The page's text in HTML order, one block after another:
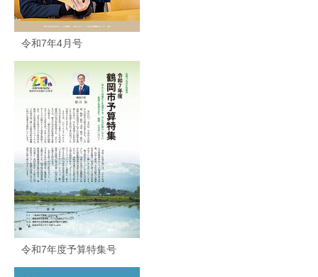
令和7年4月号
令和7年度予算特集号